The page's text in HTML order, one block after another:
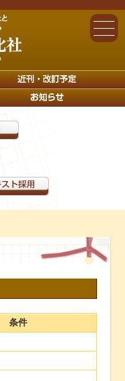
条件